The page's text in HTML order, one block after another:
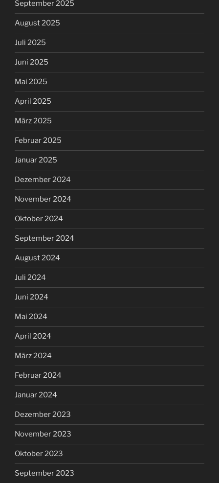
September 2025
August 2025
Juli 2025
Juni 2025
Mai 2025
April 2025
März 2025
Februar 2025
Januar 2025
Dezember 2024
November 2024
Oktober 2024
September 2024
August 2024
Juli 2024
Juni 2024
Mai 2024
April 2024
März 2024
Februar 2024
Januar 2024
Dezember 2023
November 2023
Oktober 2023
September 2023